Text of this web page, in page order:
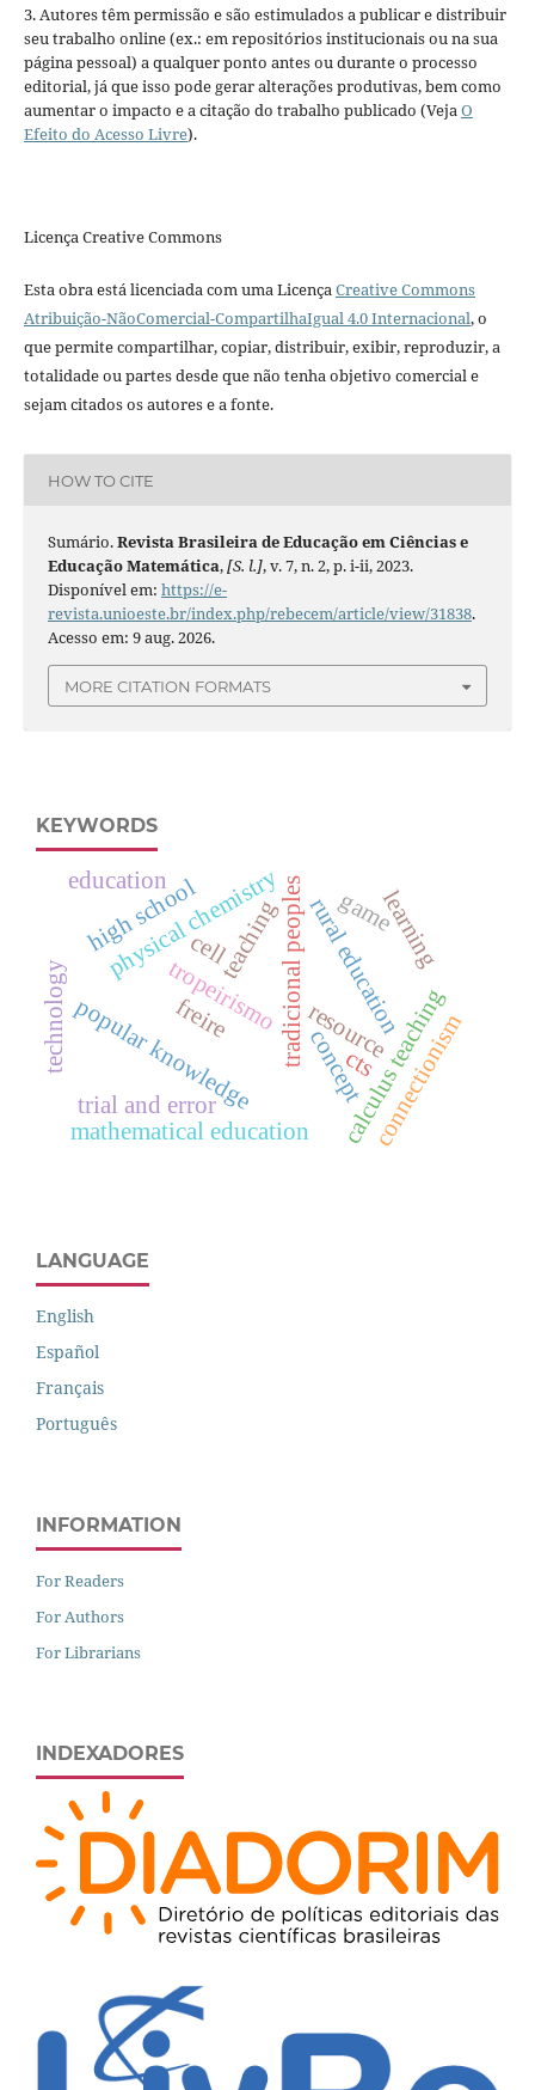
3. Autores têm permissão e são estimulados a publicar e distribuir
seu trabalho online (ex.: em repositórios institucionais ou na sua
página pessoal) a qualquer ponto antes ou durante o processo
editorial, já que isso pode gerar alterações produtivas, bem como
aumentar o impacto e a citação do trabalho publicado (VejaO
Efeito do Acesso Livre).
Licença Creative Commons
Esta obra está licenciada com uma LicençaCreative Commons
Atribuição-NãoComercial-CompartilhaIgual 4.0 Internacional, o
que permite compartilhar, copiar, distribuir, exibir, reproduzir, a
totalidade ou partes desde que não tenha objetivo comercial e
sejam citados os autores e a fonte.
HOW TO CITE
Sumário.Revista Brasileira de Educação em Ciências e
Educação Matemática,[S. l.], v. 7, n. 2, p. i-ii, 2023.
Disponível em: https://e-
revista.unioeste.br/index.php/rebecem/article/view/31838.
Acesso em: 9 aug. 2026.
MORE CITATION FORMATS
KEYWORDS
popular knowledgetradicional peoples
tropeirismo rural education
calculus teaching
mathematical education
teaching
physical chemistry
concept
game
high schoolcell
resource
technology
education
trial and error connectionism
learning
cts
freire
LANGUAGE
English
Español
Français
Português
INFORMATION
For Readers
For Authors
For Librarians
INDEXADORES